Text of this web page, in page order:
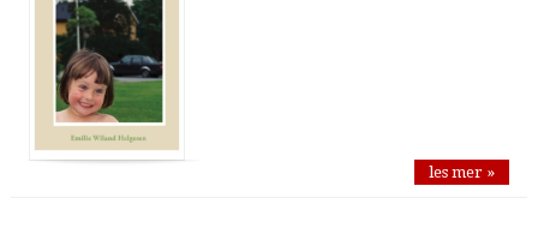
les mer »